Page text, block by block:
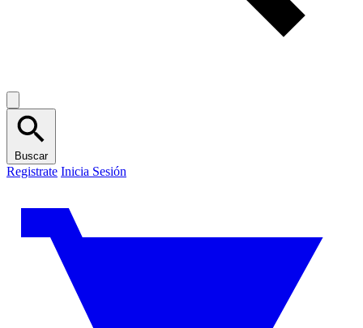
Buscar
Registrate Inicia Sesión